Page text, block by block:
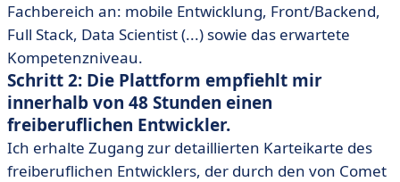
Fachbereich an: mobile Entwicklung, Front/Backend,
Full Stack, Data Scientist (...) sowie das erwartete
Kompetenzniveau.
Schritt 2: Die Plattform empfiehlt mir
innerhalb von 48 Stunden einen
freiberuflichen Entwickler.
Ich erhalte Zugang zur detaillierten Karteikarte des
freiberuflichen Entwicklers, der durch den von Comet